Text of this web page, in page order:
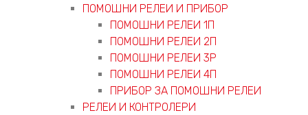
ПОМОШНИ РЕЛЕИ И ПРИБОР
ПОМОШНИ РЕЛЕИ 1П
ПОМОШНИ РЕЛЕИ 2П
ПОМОШНИ РЕЛЕИ 3P
ПОМОШНИ РЕЛЕИ 4П
ПРИБОР ЗА ПОМОШНИ РЕЛЕИ
РЕЛЕИ И КОНТРОЛЕРИ